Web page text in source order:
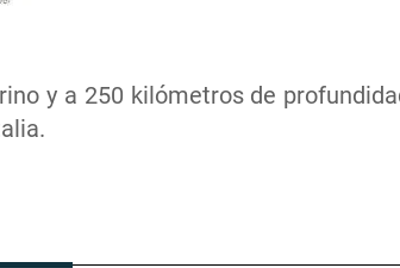
y a 250 kilómetros de